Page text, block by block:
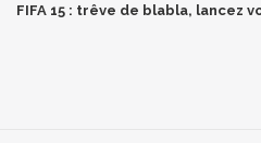
FIFA 15 : trêve de blabla, lancez